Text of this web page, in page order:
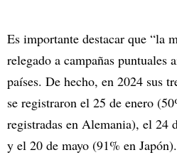
Es importante destacar que “la
relegado a campañas puntuales
países. De hecho, en 2024 sus
se registraron el 25 de enero
registradas en Alemania), el 24
y el 20 de mayo (91% en